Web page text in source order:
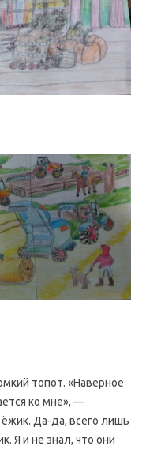
топот. «Наверное
ко мне», —
Да-да, всего лишь
Я и не знал, что они